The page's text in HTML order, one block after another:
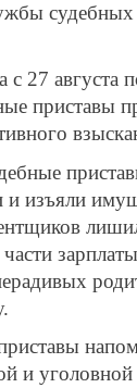
27 августа
приставы
и изъяли
части
и уголовной